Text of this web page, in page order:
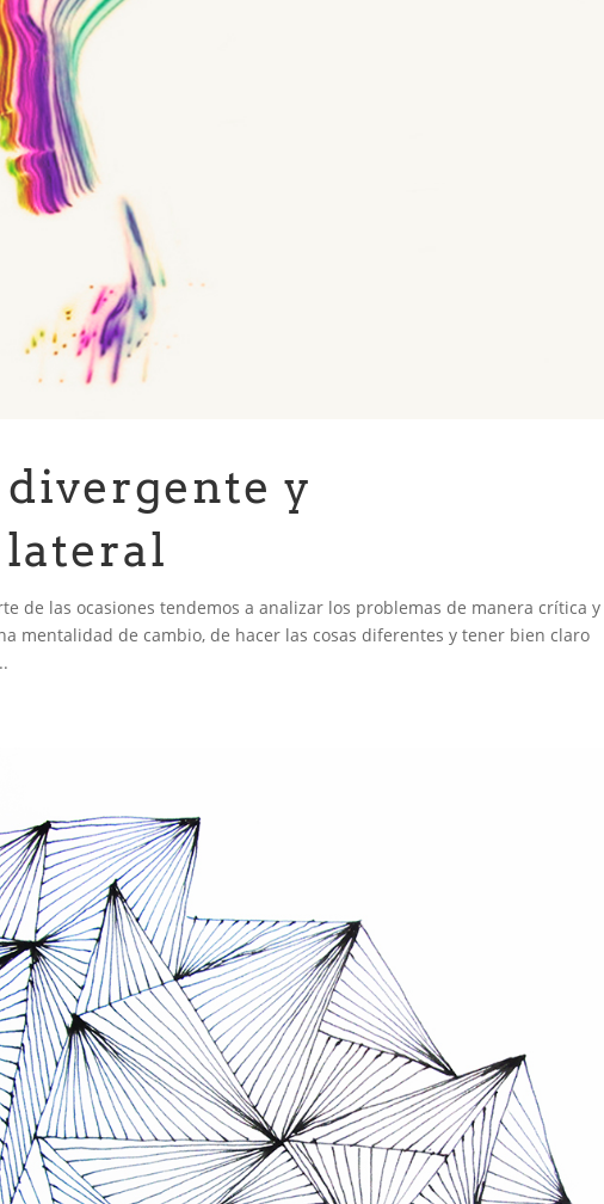
y
de las ocasiones tendemos a analizar los problemas de manera crítica y
mentalidad de cambio, de hacer las cosas diferentes y tener bien claro